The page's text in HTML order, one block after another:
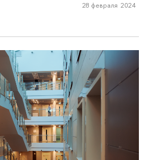
28 февраля 2024